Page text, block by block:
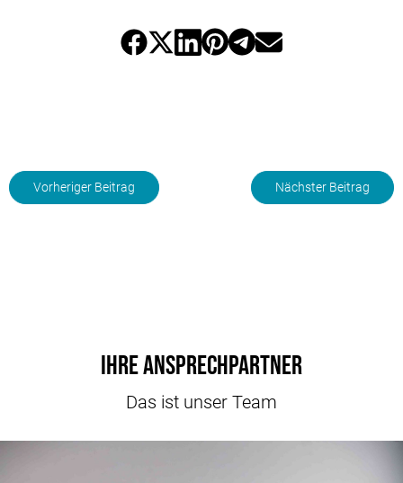
Vorheriger Beitrag Nächster Beitrag
Ihre Ansprechpartner
Das ist unser Team